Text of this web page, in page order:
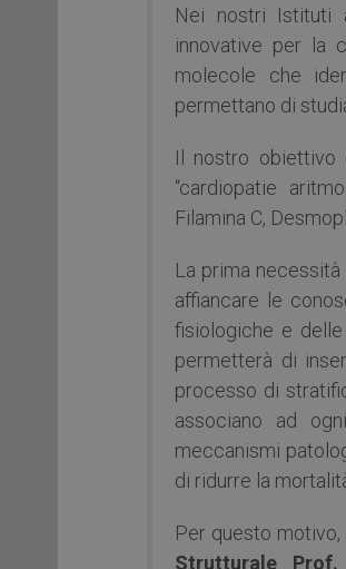
Nei nostri Istituti
innovative per la
molecole che
permettano di
Il nostro obiettivo
“cardiopatie
Filamina C,
La prima
affiancare le
fisiologiche e
permetterà di
processo di
associano ad
meccanismi
di ridurre la
Per questo
Strutturale